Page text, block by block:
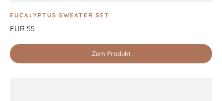
EUCALYPTUS SWEATER SET
EUR 55
Zum Produkt